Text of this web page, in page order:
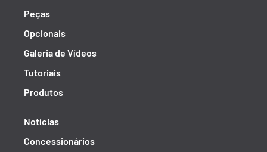
Peças
Opcionais
Galeria de Vídeos
Tutoriais
Produtos
Notícias
Concessionários